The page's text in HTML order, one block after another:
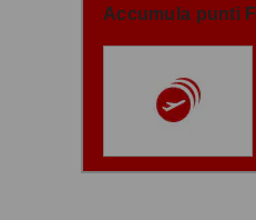
Accumula punti